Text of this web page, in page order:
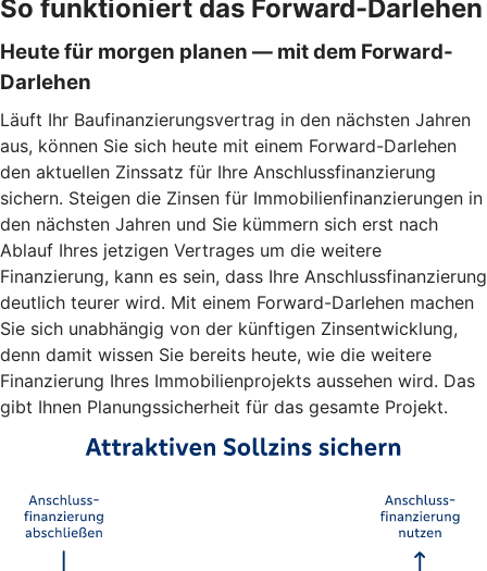
So funktioniert das Forward-Darlehen
Heute für morgen planen — mit dem Forward-
Darlehen
Läuft Ihr Baufinanzierungsvertrag in den nächsten Jahren
aus, können Sie sich heute mit einem Forward-Darlehen
den aktuellen Zinssatz für Ihre Anschlussfinanzierung
sichern. Steigen die Zinsen für Immobilienfinanzierungen in
den nächsten Jahren und Sie kümmern sich erst nach
Ablauf Ihres jetzigen Vertrages um die weitere
Finanzierung, kann es sein, dass Ihre Anschlussfinanzierung
deutlich teurer wird. Mit einem Forward-Darlehen machen
Sie sich unabhängig von der künftigen Zinsentwicklung,
denn damit wissen Sie bereits heute, wie die weitere
Finanzierung Ihres Immobilienprojekts aussehen wird. Das
gibt Ihnen Planungssicherheit für das gesamte Projekt.